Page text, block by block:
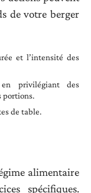
de votre berger
et l’intensité des
privilégiant des
portions.
de table.
alimentaire
spécifiques.